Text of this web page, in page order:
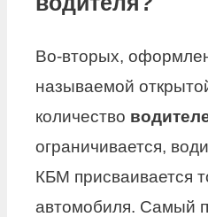
Во-вторых,
называемой
количество
ограничивается,
КБМ присваивается
автомобиля. Самый